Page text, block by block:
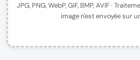
JPG, PNG, WebP, GIF, BMP, AVIF ·
image n'est envoyée sur